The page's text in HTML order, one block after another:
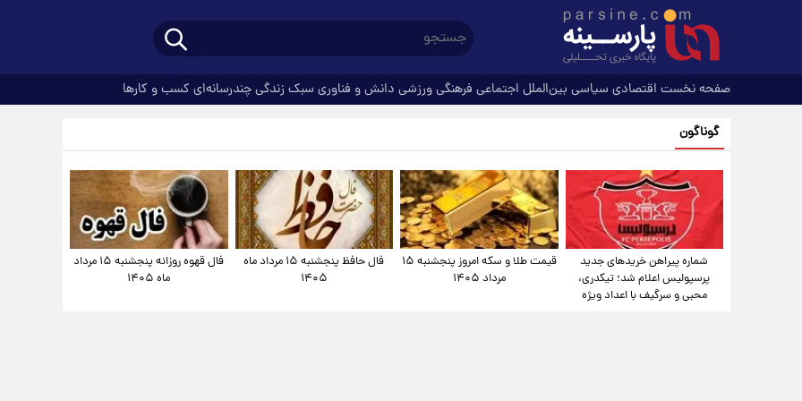
صفحه نخست اقتصادی سیاسی بین‌الملل اجتماعی فرهنگیورزشی دانش و فناوری سبک زندگیچندرسانه‌ای کسب و کارها
گوناگون
شماره پیراهن خریدهای جدید
پرسپولیس اعلام شد؛ تیکدری،
محبی و سرگیف با اعداد ویژه
قیمت طلا و سکه امروز پنجشنبه ۱۵
مرداد ۱۴۰۵
فال حافظ پنجشنبه ۱۵ مرداد ماه
۱۴۰۵
فال قهوه روزانه پنجشنبه ۱۵ مرداد
ماه ۱۴۰۵